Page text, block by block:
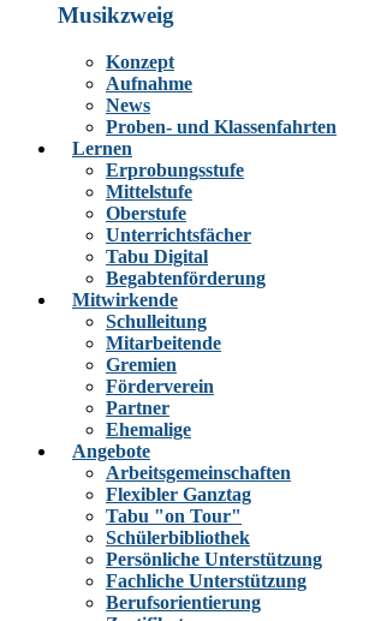
Musikzweig
Konzept
Aufnahme
News
Proben- und Klassenfahrten
Lernen
Erprobungsstufe
Mittelstufe
Oberstufe
Unterrichtsfächer
Tabu Digital
Begabtenförderung
Mitwirkende
Schulleitung
Mitarbeitende
Gremien
Förderverein
Partner
Ehemalige
Angebote
Arbeitsgemeinschaften
Flexibler Ganztag
Tabu "on Tour"
Schülerbibliothek
Persönliche Unterstützung
Fachliche Unterstützung
Berufsorientierung